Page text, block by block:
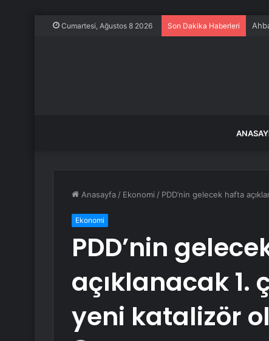
Cumartesi, Ağustos 8 2026 Son Dakika Haberleri
Anasayfa / Ekonomi / PDD’nin gelecek hafta
Ekonomi
PDD’nin
açıklanacak 1.
yeni katalizör